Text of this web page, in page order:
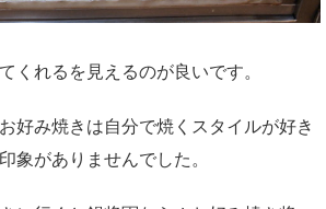
くれるを見えるのが良いです。
好み焼きは自分で焼くスタイルが好き
象がありませんでした。